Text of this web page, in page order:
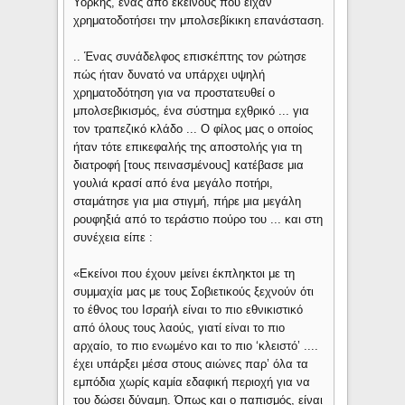
χρηματοδοτήσει την μπολσεβίκικη επανάσταση.
.. Ένας συνάδελφος επισκέπτης τον ρώτησε
πώς ήταν δυνατό να υπάρχει υψηλή
χρηματοδότηση για να προστατευθεί ο
μπολσεβικισμός, ένα σύστημα εχθρικό ... για
τον τραπεζικό κλάδο ... Ο φίλος μας ο οποίος
ήταν τότε επικεφαλής της αποστολής για τη
διατροφή [τους πεινασμένους] κατέβασε μια
γουλιά κρασί από ένα μεγάλο ποτήρι,
σταμάτησε για μια στιγμή, πήρε μια μεγάλη
ρουφηξιά από το τεράστιο πούρο του ... και στη
συνέχεια είπε :
«Εκείνοι που έχουν μείνει έκπληκτοι με τη
συμμαχία μας με τους Σοβιετικούς ξεχνούν ότι
το έθνος του Ισραήλ είναι το πιο εθνικιστικό
από όλους τους λαούς, γιατί είναι το πιο
αρχαίο, το πιο ενωμένο και το πιο ‘κλειστό’ ....
έχει υπάρξει μέσα στους αιώνες παρ’ όλα τα
εμπόδια χωρίς καμία εδαφική περιοχή για να
του δώσει δύναμη. Όπως και ο παπισμός, είναι